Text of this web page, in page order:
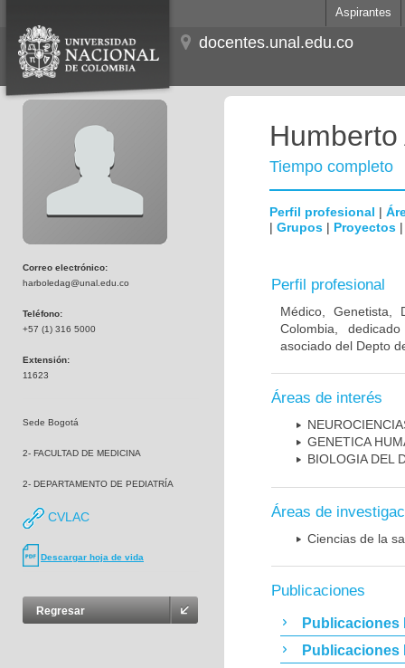
Aspirantes
docentes.unal.edu.co
Correo electrónico:
harboledag@unal.edu.co
Teléfono:
+57 (1) 316 5000
Extensión:
11623
Sede Bogotá
2- FACULTAD DE MEDICINA
2- DEPARTAMENTO DE PEDIATRÍA
CVLAC
Descargar hoja de vida
Regresar
Tiempo completo
Perfil profesional |
| Grupos | Proyectos
Perfil profesional
Médico, Genetista,
Colombia,
asociado del Depto
Áreas de interés
GENETICA
BIOLOGIA DEL
Áreas de
Ciencias de la
Publicaciones
Publicaciones
Publicaciones